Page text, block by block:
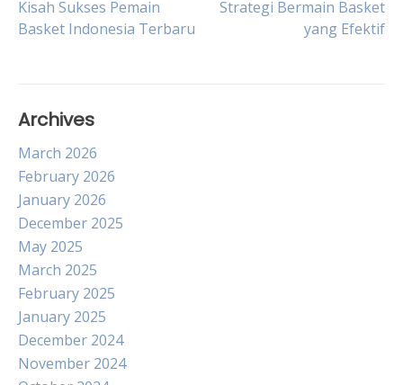
Post
Kisah Sukses Pemain
Basket Indonesia Terbaru
Strategi Bermain Basket
yang Efektif
Archives
March 2026
February 2026
January 2026
December 2025
May 2025
March 2025
February 2025
January 2025
December 2024
November 2024